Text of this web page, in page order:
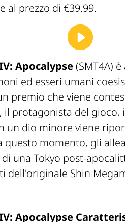
al prezzo di €39.99.
Apocalypse (SMT4A)
ed esseri umani
premio che viene
il protagonista del
un dio minore viene
questo momento, gli
una Tokyo post-
dell'originale Shin
Apocalypse